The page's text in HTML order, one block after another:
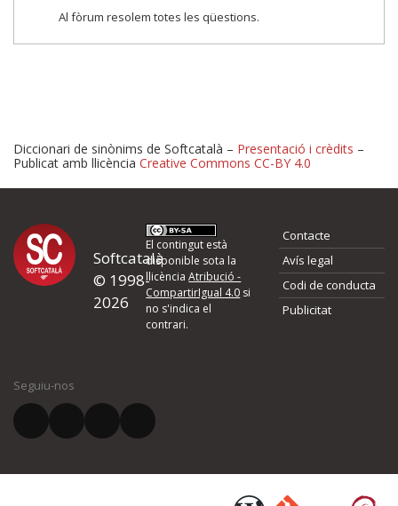
Al fòrum resolem totes les qüestions.
Proposeu-nos millores o
d'errors
Si heu trobat un error o voleu proposar alguna millora, ompliu els
quina és la millora que proposeu o l'error del qual voleu informar-
El vostre correu electrònic *
Diccionari de sinònims de Softcatalà – Presentació i crèdits –
Publicat amb llicència Creative Commons CC-BY 4.0
Softcatalà
© 1998-
2026
El contingut està
disponible sota la
llicènciaAtribució -
CompartirIgual 4.0 si
no s'indica el
contrari.
Contacte
Avís legal
Codi de conducta
Publicitat
Seguiu-nos